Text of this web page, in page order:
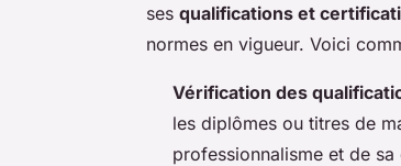
ses qualifications et
normes en vigueur. Voici
Vérification des
les diplômes ou titres de
professionnalisme et de sa